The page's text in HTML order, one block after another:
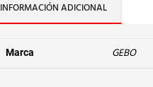
INFORMACIÓN ADICIONAL
Marca GEBO